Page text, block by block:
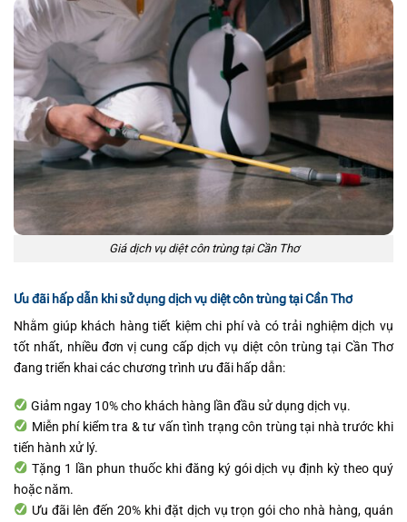
Giá dịch vụ diệt côn trùng tại Cần Thơ
Ưu đãi hấp dẫn khi sử dụng dịch vụ diệt côn trùng tại Cần Thơ
Nhằm giúp khách hàng tiết kiệm chi phí và có trải nghiệm dịch vụ
tốt nhất, nhiều đơn vị cung cấp dịch vụ diệt côn trùng tại Cần Thơ
đang triển khai các chương trình ưu đãi hấp dẫn:
Giảm ngay 10% cho khách hàng lần đầu sử dụng dịch vụ.
Miễn phí kiểm tra & tư vấn tình trạng côn trùng tại nhà trước khi
tiến hành xử lý.
Tặng 1 lần phun thuốc khi đăng ký gói dịch vụ định kỳ theo quý
hoặc năm.
Ưu đãi lên đến 20% khi đặt dịch vụ trọn gói cho nhà hàng, quán